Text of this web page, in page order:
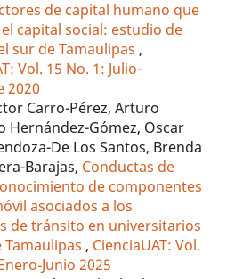
de capital humano que
capital social: estudio de
sur de Tamaulipas ,
Vol. 15 No. 1: Julio-
2020
Carro-Pérez, Arturo
Hernández-Gómez, Oscar
De Los Santos, Brenda
Barajas, Conductas de
de componentes
asociados a los
de tránsito en universitarios
Tamaulipas , CienciaUAT: Vol.
Junio 2025